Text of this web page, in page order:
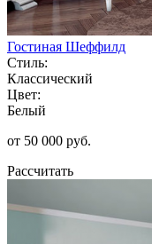
Гостиная Шеффилд
Стиль:
Классический
Цвет:
Белый
от 50 000 руб.
Рассчитать